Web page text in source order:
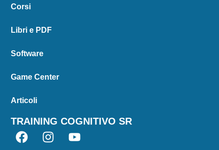
Corsi
Libri e PDF
Software
Game Center
Articoli
TRAINING COGNITIVO SR